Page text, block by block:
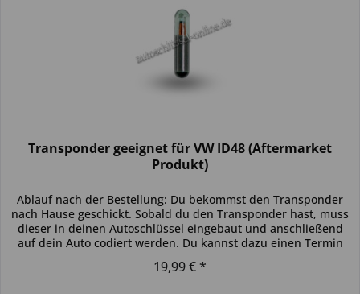
Transponder geeignet für VW ID48 (Aftermarket
Produkt)
Ablauf nach der Bestellung: Du bekommst den Transponder
nach Hause geschickt. Sobald du den Transponder hast, muss
dieser in deinen Autoschlüssel eingebaut und anschließend
auf dein Auto codiert werden. Du kannst dazu einen Termin
19,99 € *